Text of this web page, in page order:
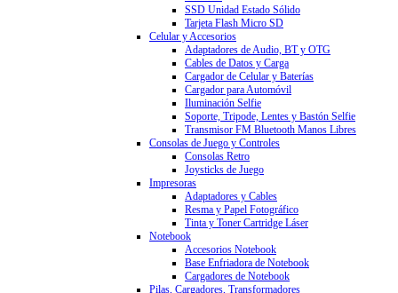
SSD Unidad Estado Sólido
Tarjeta Flash Micro SD
Celular y Accesorios
Adaptadores de Audio, BT y OTG
Cables de Datos y Carga
Cargador de Celular y Baterías
Cargador para Automóvil
Iluminación Selfie
Soporte, Tripode, Lentes y Bastón Selfie
Transmisor FM Bluetooth Manos Libres
Consolas de Juego y Controles
Consolas Retro
Joysticks de Juego
Impresoras
Adaptadores y Cables
Resma y Papel Fotográfico
Tinta y Toner Cartridge Láser
Notebook
Accesorios Notebook
Base Enfriadora de Notebook
Cargadores de Notebook
Pilas, Cargadores, Transformadores